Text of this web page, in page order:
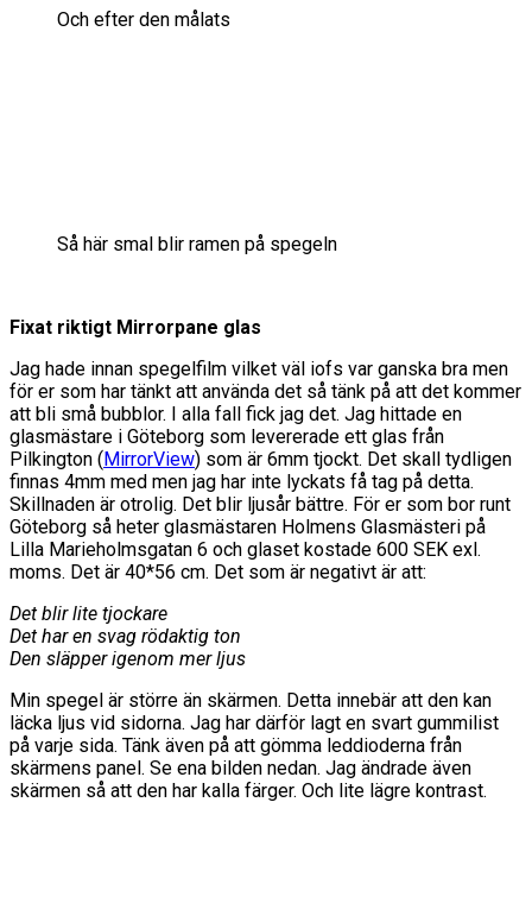
Och efter den målats
Så här smal blir ramen på spegeln
Fixat riktigt Mirrorpane glas
Jag hade innan spegelfilm vilket väl iofs var ganska bra men
för er som har tänkt att använda det så tänk på att det kommer
att bli små bubblor. I alla fall fick jag det. Jag hittade en
glasmästare i Göteborg som levererade ett glas från
Pilkington (MirrorView) som är 6mm tjockt. Det skall tydligen
finnas 4mm med men jag har inte lyckats få tag på detta.
Skillnaden är otrolig. Det blir ljusår bättre. För er som bor runt
Göteborg så heter glasmästaren Holmens Glasmästeri på
Lilla Marieholmsgatan 6 och glaset kostade 600 SEK exl.
moms. Det är 40*56 cm. Det som är negativt är att:
Det blir lite tjockare
Det har en svag rödaktig ton
Den släpper igenom mer ljus
Min spegel är större än skärmen. Detta innebär att den kan
läcka ljus vid sidorna. Jag har därför lagt en svart gummilist
på varje sida. Tänk även på att gömma leddioderna från
skärmens panel. Se ena bilden nedan. Jag ändrade även
skärmen så att den har kalla färger. Och lite lägre kontrast.